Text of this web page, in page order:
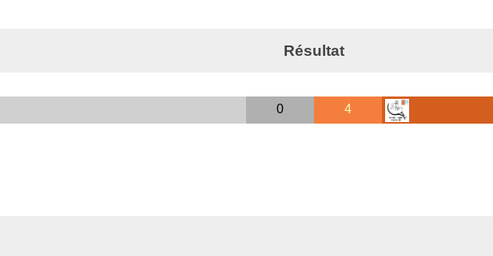
Résultat
0 4